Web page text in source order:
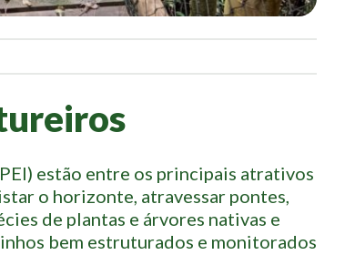
estão entre os principais atrativos
o horizonte, atravessar pontes,
de plantas e árvores nativas e
bem estruturados e monitorados